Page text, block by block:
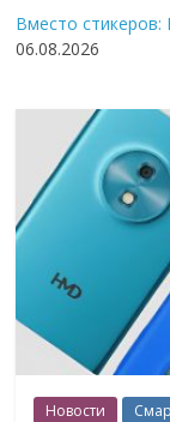
Вместо стикеров:
06.08.2026
Новости